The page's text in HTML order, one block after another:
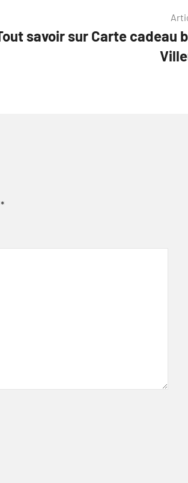
savoir sur Carte cadeau
*